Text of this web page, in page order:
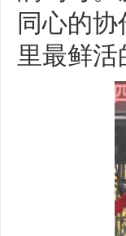
同心的
里最鲜活